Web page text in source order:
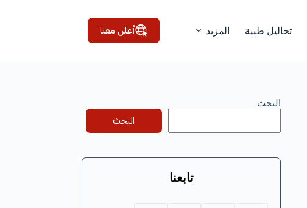
تحاليل طبية المزيد أعلن معنا
البحث
البحث
تابعنا